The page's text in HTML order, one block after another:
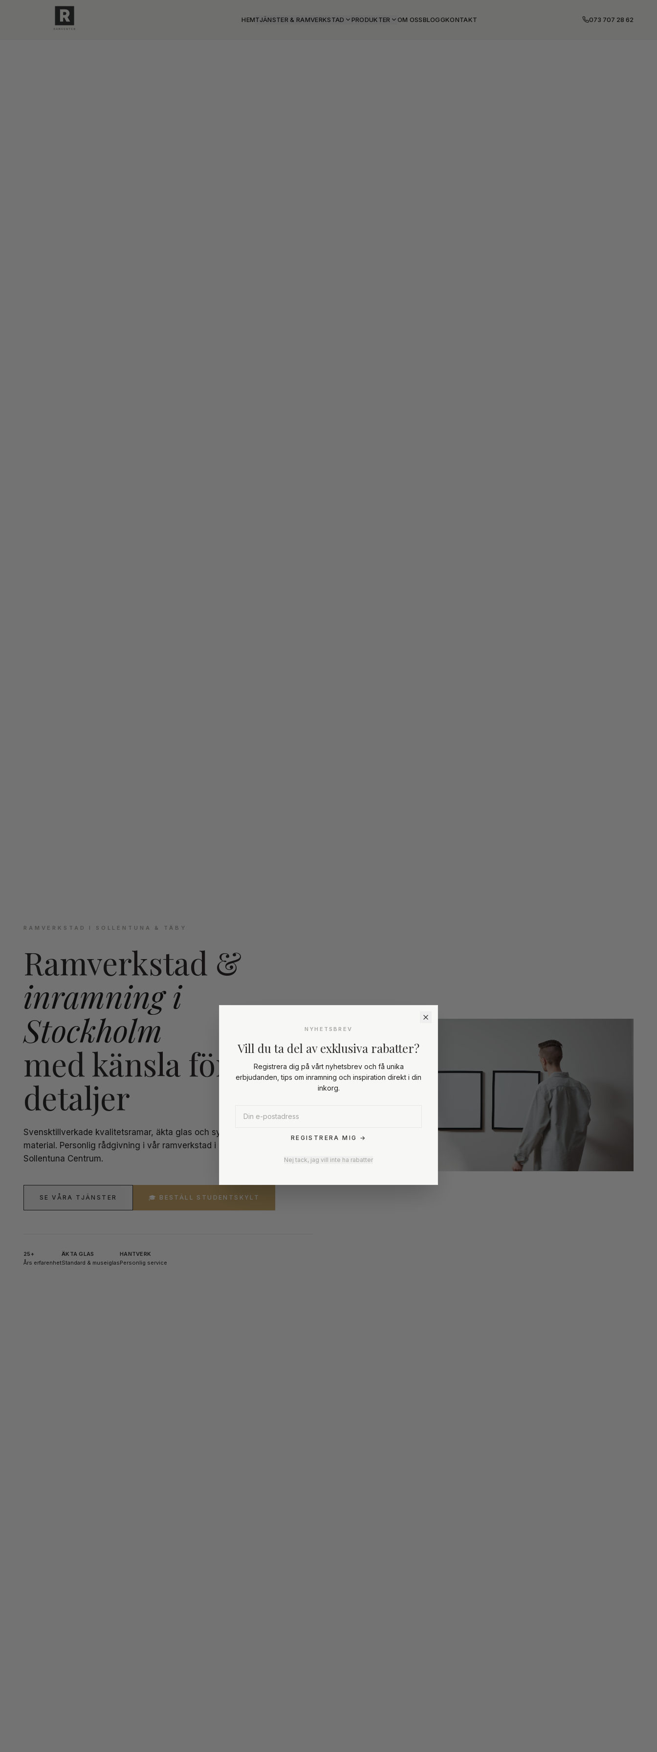
HEMTJÄNSTER & RAMVERKSTAD PRODUKTER OM OSSBLOGGKONTAKT 073 707 28 62
RAMVERKSTAD I SOLLENTUNA & TÄBY
Ramverkstad &
inramning i
Stockholm
med känsla för
detaljer
Svensktillverkade kvalitetsramar, äkta glas och syrafria
material. Personlig rådgivning i vår ramverkstad i
Sollentuna Centrum.
SE VÅRA TJÄNSTER 🎓 BESTÄLL STUDENTSKYLT
25+
Års erfarenhet
ÄKTA GLAS
Standard & museiglas
HANTVERK
Personlig service
NYHETSBREV
Vill du ta del av exklusiva rabatter?
Registrera dig på vårt nyhetsbrev och få unika
erbjudanden, tips om inramning och inspiration direkt i din
inkorg.
REGISTRERA MIG →
Nej tack, jag vill inte ha rabatter